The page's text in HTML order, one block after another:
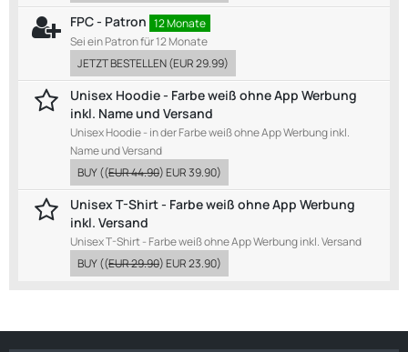
FPC - Patron 12 Monate
Sei ein Patron für 12 Monate
JETZT BESTELLEN(EUR 29.99)
Unisex Hoodie - Farbe weiß ohne App Werbung
inkl. Name und Versand
Unisex Hoodie - in der Farbe weiß ohne App Werbung inkl.
Name und Versand
BUY((EUR 44.90)EUR 39.90)
Unisex T-Shirt - Farbe weiß ohne App Werbung
inkl. Versand
Unisex T-Shirt - Farbe weiß ohne App Werbung inkl. Versand
BUY((EUR 29.90)EUR 23.90)